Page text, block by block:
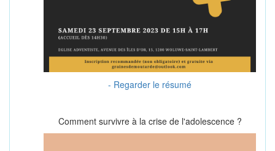
- Regarder le résumé
Comment survivre à la crise de l'adolescence ?